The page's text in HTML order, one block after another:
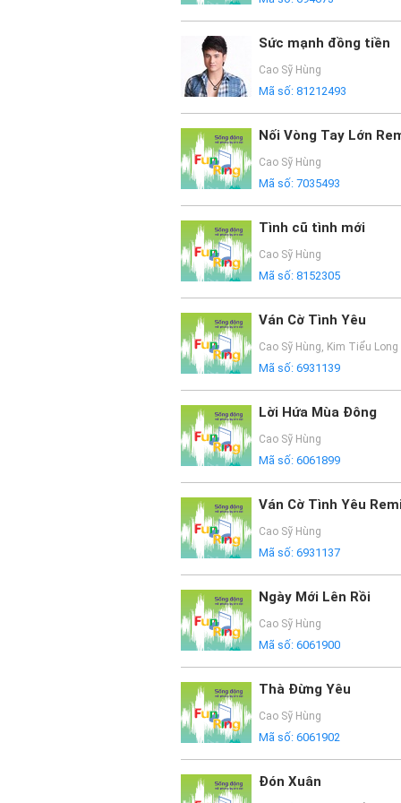
Sức mạnh đồng tiền
Cao Sỹ Hùng
Mã số: 81212493
Nối Vòng Tay Lớn
Cao Sỹ Hùng
Mã số: 7035493
Tình cũ tình mới
Cao Sỹ Hùng
Mã số: 8152305
Ván Cờ Tình Yêu
Cao Sỹ Hùng, Kim Tiểu Long
Mã số: 6931139
Lời Hứa Mùa Đông
Cao Sỹ Hùng
Mã số: 6061899
Ván Cờ Tình Yêu
Cao Sỹ Hùng
Mã số: 6931137
Ngày Mới Lên Rồi
Cao Sỹ Hùng
Mã số: 6061900
Thà Đừng Yêu
Cao Sỹ Hùng
Mã số: 6061902
Đón Xuân